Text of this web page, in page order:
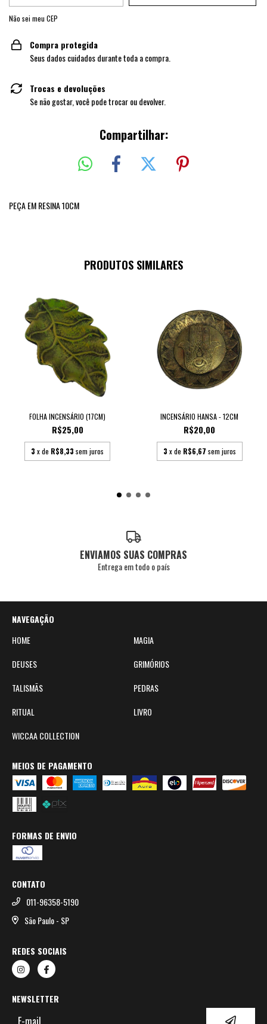
Não sei meu CEP
Compra protegida
Seus dados cuidados durante toda a compra.
Trocas e devoluções
Se não gostar, você pode trocar ou devolver.
Compartilhar:
PEÇA EM RESINA 10CM
PRODUTOS SIMILARES
FOLHA INCENSÁRIO (17CM)
R$25,00
3 x de R$8,33 sem juros
INCENSÁRIO HANSA - 12CM
R$20,00
3 x de R$6,67 sem juros
ENVIAMOS SUAS COMPRAS
Entrega em todo o país
NAVEGAÇÃO
HOME
MAGIA
DEUSES
GRIMÓRIOS
TALISMÃS
PEDRAS
RITUAL
LIVRO
WICCAA COLLECTION
MEIOS DE PAGAMENTO
FORMAS DE ENVIO
CONTATO
011-96358-5190
São Paulo - SP
REDES SOCIAIS
NEWSLETTER